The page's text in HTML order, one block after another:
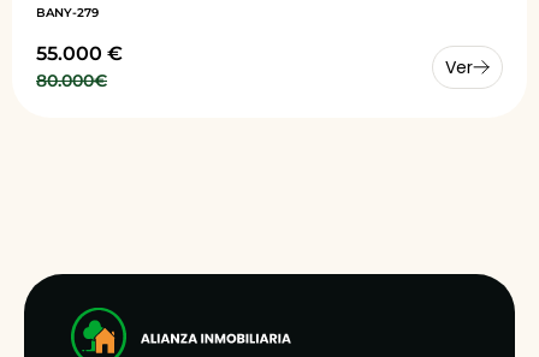
BANY-279
55.000 €
80.000€
Ver